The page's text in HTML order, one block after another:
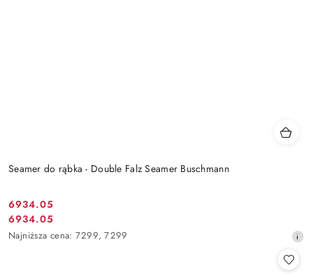
Seamer do rąbka - Double Falz Seamer Buschmann
Cena
promocyjna:
6934.05
Cena
promocyjna:
6934.05
Najniższa
Najniższa cena: 7299, 7299